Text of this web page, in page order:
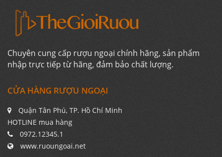
Chuyên cung cấp rượu ngoại chính hãng, sản phẩm
nhập trực tiếp từ hãng, đảm bảo chất lượng.
CỬA HÀNG RƯỢU NGOẠI
Quận Tân Phú, TP. Hồ Chí Minh
HOTLINE mua hàng
0972.12345.1
www.ruoungoai.net